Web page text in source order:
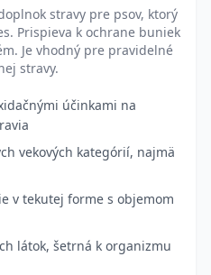
stravy pre psov, ktorý
Prispieva k ochrane buniek
Je vhodný pre pravidelné
stravy.
účinkami na
vekových kategórií, najmä
v tekutej forme s objemom
látok, šetrná k organizmu